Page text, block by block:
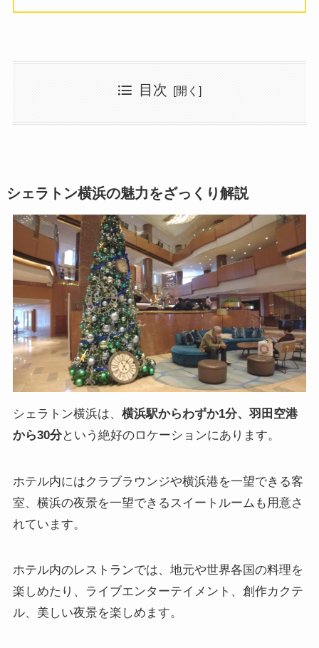
目次
シェラトン横浜の魅力をざっくり解説
シェラトン横浜は、 横浜駅からわずか1分、羽田空港
から30分という絶好のロケーションにあります。
ホテル内にはクラブラウンジや横浜港を一望できる客
室、横浜の夜景を一望できるスイートルームも用意さ
れています。
ホテル内のレストランでは、地元や世界各国の料理を
楽しめたり、ライブエンターテイメント、創作カクテ
ル、美しい夜景を楽しめます。